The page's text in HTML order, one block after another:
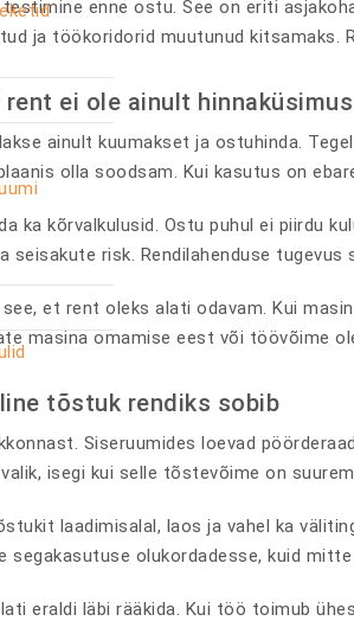
enne ostu. See on eriti
ja töökoridorid muutunud kitsamaks.
ei ole ainult hinnaküsimus
ainult kuumakset ja ostuhinda.
olla soodsam. Kui kasutus on
ka kõrvalkulusid. Ostu puhul ei piirdu
seisakute risk. Rendilahenduse
et rent oleks alati odavam. Kui
masina omamise eest või töövõime
tõstuk rendiks sobib
Siseruumides loevad
isegi kui selle tõstevõime on
laadimisalal, laos ja vahel ka
segakasutuse olukordadesse, kuid
eraldi läbi rääkida. Kui töö toimub